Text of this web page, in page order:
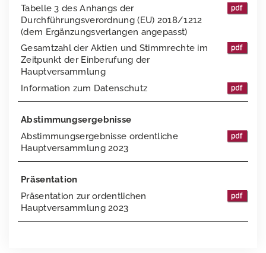
Edelmetalle
Vertriebskanäle
Team
Tabelle 3 des Anhangs der
Durchführungsverordnung (EU) 2018/1212
(dem Ergänzungsverlangen angepasst)
Gesamtzahl der Aktien und Stimmrechte im
Zeitpunkt der Einberufung der
Hauptversammlung
Information zum Datenschutz
Abstimmungsergebnisse
Abstimmungsergebnisse ordentliche
Hauptversammlung 2023
Präsentation
Präsentation zur ordentlichen
Hauptversammlung 2023